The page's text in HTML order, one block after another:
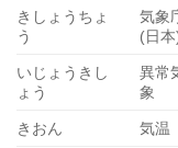
きしょうちょ
う
気象
(日本
いじょうきし
ょう
異常
象
きおん 気温